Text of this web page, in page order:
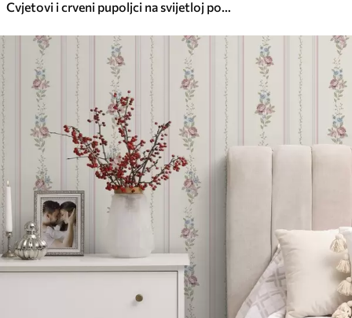
Cvjetovi i crveni pupoljci na svijetloj pozadini